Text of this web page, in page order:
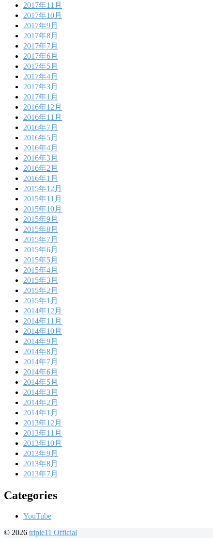
2017年11月
2017年10月
2017年9月
2017年8月
2017年7月
2017年6月
2017年5月
2017年4月
2017年3月
2017年1月
2016年12月
2016年11月
2016年7月
2016年5月
2016年4月
2016年3月
2016年2月
2016年1月
2015年12月
2015年11月
2015年10月
2015年9月
2015年8月
2015年7月
2015年6月
2015年5月
2015年4月
2015年3月
2015年2月
2015年1月
2014年12月
2014年11月
2014年10月
2014年9月
2014年8月
2014年7月
2014年6月
2014年5月
2014年3月
2014年2月
2014年1月
2013年12月
2013年11月
2013年10月
2013年9月
2013年8月
2013年7月
Categories
YouTube
© 2026 triple11 Official